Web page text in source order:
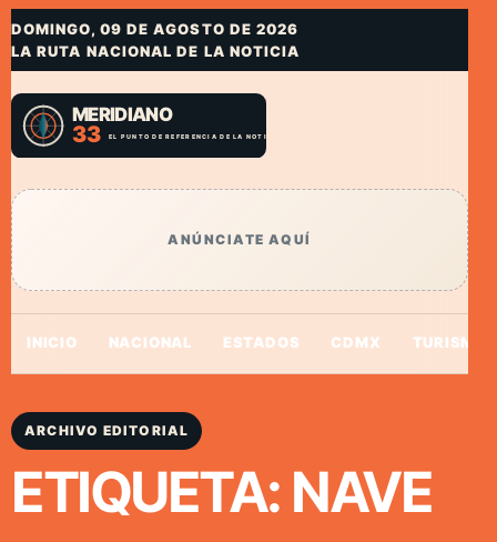
DOMINGO, 09 DE AGOSTO DE 2026
LA RUTA NACIONAL DE LA NOTICIA
ANÚNCIATE AQUÍ
INICIO NACIONAL ESTADOS CDMX TURISMO
ARCHIVO EDITORIAL
ETIQUETA: NAVE